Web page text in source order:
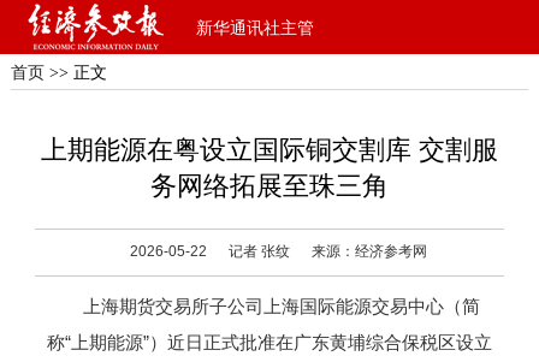
新华通讯社主管
首页 >> 正文
上期能源在粤设立国际铜交割库 交割服
务网络拓展至珠三角
2026-05-22 记者 张纹 来源：经济参考网
上海期货交易所子公司上海国际能源交易中心（简
称“上期能源”）近日正式批准在广东黄埔综合保税区设立